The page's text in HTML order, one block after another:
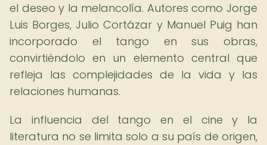
el deseo y la melancolía. Autores como Jorge
Luis Borges, Julio Cortázar y Manuel Puig han
incorporado el tango en sus obras,
convirtiéndolo en un elemento central que
refleja las complejidades de la vida y las
relaciones humanas.
La influencia del tango en el cine y la
literatura no se limita solo a su país de origen,